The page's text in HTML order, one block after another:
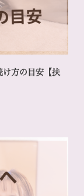
け方の目安【扶